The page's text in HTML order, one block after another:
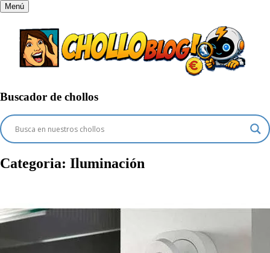
Menú
Buscador de chollos
Categoria: Iluminación